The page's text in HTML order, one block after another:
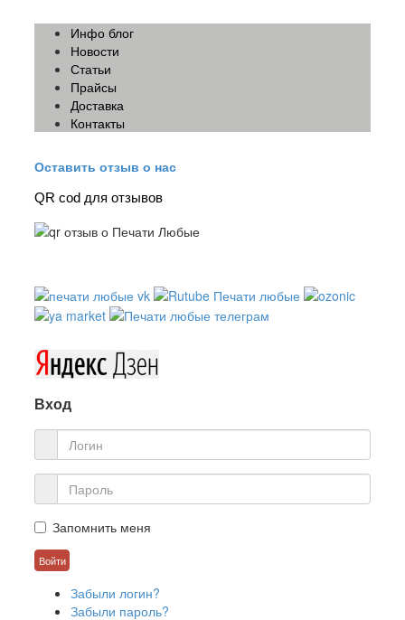
Инфо блог
Новости
Статьи
Прайсы
Доставка
Контакты
Оставить отзыв о нас
QR cod для отзывов
Вход
Запомнить меня
Забыли логин?
Забыли пароль?